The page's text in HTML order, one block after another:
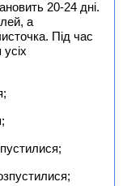
20-24 дні.
а
Під час